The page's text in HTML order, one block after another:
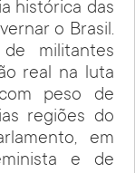
histórica das
o Brasil.
militantes
real na luta
peso de
regiões do
em
e de